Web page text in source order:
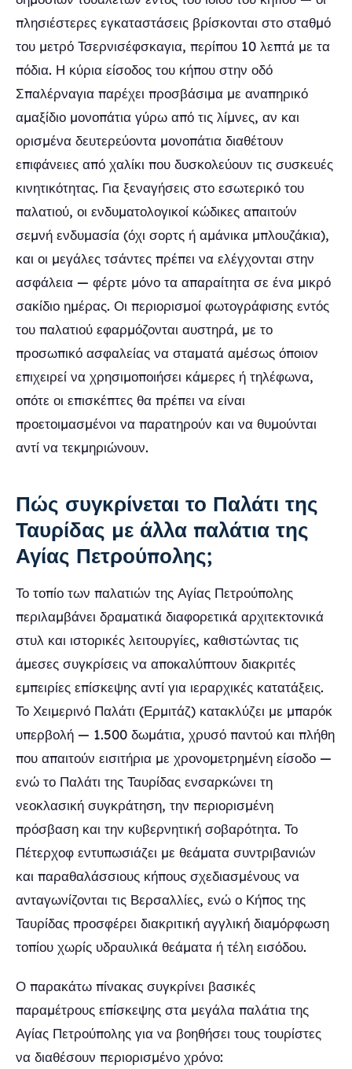
πλησιέστερες εγκαταστάσεις βρίσκονται στο σταθμό
του μετρό Τσερνισέφσκαγια, περίπου 10 λεπτά με τα
πόδια. Η κύρια είσοδος του κήπου στην οδό
Σπαλέρναγια παρέχει προσβάσιμα με αναπηρικό
αμαξίδιο μονοπάτια γύρω από τις λίμνες, αν και
ορισμένα δευτερεύοντα μονοπάτια διαθέτουν
επιφάνειες από χαλίκι που δυσκολεύουν τις συσκευές
κινητικότητας. Για ξεναγήσεις στο εσωτερικό του
παλατιού, οι ενδυματολογικοί κώδικες απαιτούν
σεμνή ενδυμασία (όχι σορτς ή αμάνικα μπλουζάκια),
και οι μεγάλες τσάντες πρέπει να ελέγχονται στην
ασφάλεια — φέρτε μόνο τα απαραίτητα σε ένα μικρό
σακίδιο ημέρας. Οι περιορισμοί φωτογράφισης εντός
του παλατιού εφαρμόζονται αυστηρά, με το
προσωπικό ασφαλείας να σταματά αμέσως όποιον
επιχειρεί να χρησιμοποιήσει κάμερες ή τηλέφωνα,
οπότε οι επισκέπτες θα πρέπει να είναι
προετοιμασμένοι να παρατηρούν και να θυμούνται
αντί να τεκμηριώνουν.
Πώς συγκρίνεται το Παλάτι της
Ταυρίδας με άλλα παλάτια της
Αγίας Πετρούπολης;
Το τοπίο των παλατιών της Αγίας Πετρούπολης
περιλαμβάνει δραματικά διαφορετικά αρχιτεκτονικά
στυλ και ιστορικές λειτουργίες, καθιστώντας τις
άμεσες συγκρίσεις να αποκαλύπτουν διακριτές
εμπειρίες επίσκεψης αντί για ιεραρχικές κατατάξεις.
Το Χειμερινό Παλάτι (Ερμιτάζ) κατακλύζει με μπαρόκ
υπερβολή — 1.500 δωμάτια, χρυσό παντού και πλήθη
που απαιτούν εισιτήρια με χρονομετρημένη είσοδο —
ενώ το Παλάτι της Ταυρίδας ενσαρκώνει τη
νεοκλασική συγκράτηση, την περιορισμένη
πρόσβαση και την κυβερνητική σοβαρότητα. Το
Πέτερχοφ εντυπωσιάζει με θεάματα συντριβανιών
και παραθαλάσσιους κήπους σχεδιασμένους να
ανταγωνίζονται τις Βερσαλλίες, ενώ ο Κήπος της
Ταυρίδας προσφέρει διακριτική αγγλική διαμόρφωση
τοπίου χωρίς υδραυλικά θεάματα ή τέλη εισόδου.
Ο παρακάτω πίνακας συγκρίνει βασικές
παραμέτρους επίσκεψης στα μεγάλα παλάτια της
Αγίας Πετρούπολης για να βοηθήσει τους τουρίστες
να διαθέσουν περιορισμένο χρόνο: